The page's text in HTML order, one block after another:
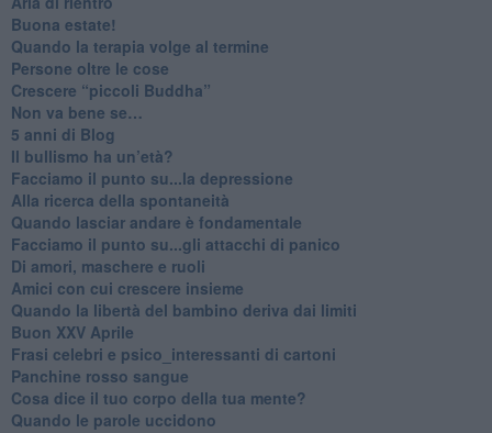
Buona estate!
​Quando la terapia volge al termine
​Persone oltre le cose
​Crescere “piccoli Buddha”
Non va bene se…
​5 anni di Blog
​Il bullismo ha un’età?
Facciamo il punto su...la depressione
​Alla ricerca della spontaneità
​Quando lasciar andare è fondamentale
Facciamo il punto su...gli attacchi di panico
Di amori, maschere e ruoli
​Amici con cui crescere insieme
​Quando la libertà del bambino deriva dai limiti
Buon XXV Aprile
​Frasi celebri e psico_interessanti di cartoni
​Panchine rosso sangue
​Cosa dice il tuo corpo della tua mente?
​Quando le parole uccidono